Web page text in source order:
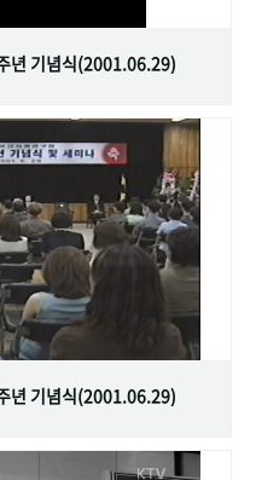
년 기념식(2001.06.29)
년 기념식(2001.06.29)